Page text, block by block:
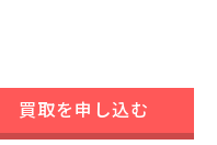
買取を申し込む